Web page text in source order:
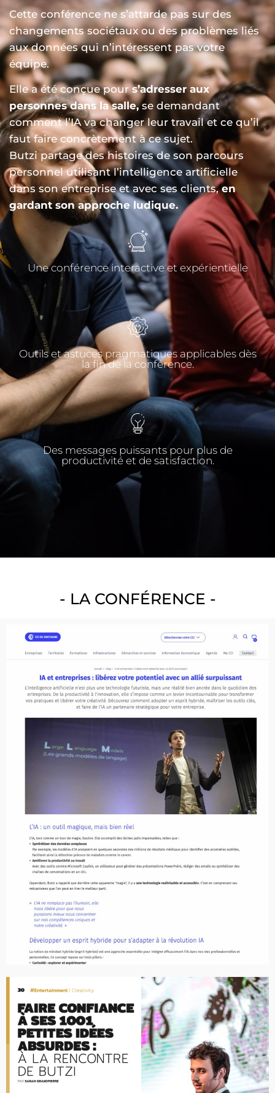
Cette conférence ne s’attarde pas sur des
changements sociétaux ou des problèmes liés
aux données qui n’intéressent pas votre
équipe.
Elle a été conçue pours’adresser aux
personnes dans la salle,se demandant
comment l’IA va changer leur travail et ce qu’il
faut faire concrètement à ce sujet.
Butzi partage des histoires de son parcours
personnel utilisant l’intelligence artificielle
dans son entreprise et avec ses clients,en
gardant son approche ludique.
Une conférence interactive et expérientielle
Outils et astuces pragmatiques applicables dès
la fin de la conférence.​
Des messages puissants pour plus de
productivité et de satisfaction.​
- LA CONFÉRENCE -